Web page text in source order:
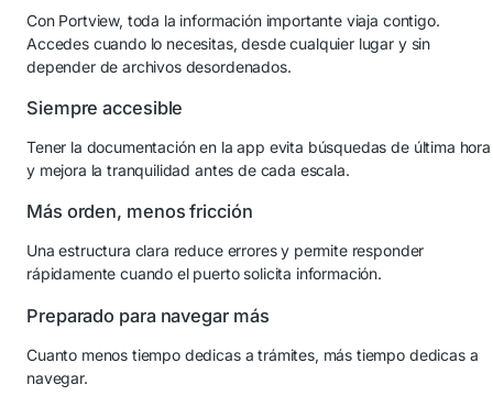
Con Portview, toda la información importante viaja contigo.
Accedes cuando lo necesitas, desde cualquier lugar y sin
depender de archivos desordenados.
Siempre accesible
Tener la documentación en la app evita búsquedas de última hora
y mejora la tranquilidad antes de cada escala.
Más orden, menos fricción
Una estructura clara reduce errores y permite responder
rápidamente cuando el puerto solicita información.
Preparado para navegar más
Cuanto menos tiempo dedicas a trámites, más tiempo dedicas a
navegar.